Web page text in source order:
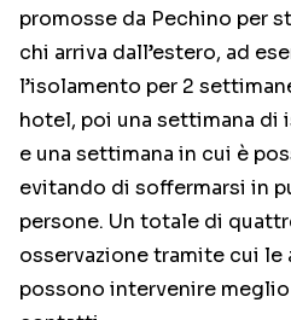
promosse da Pechino per
chi arriva dall’estero, ad
l’isolamento per 2
hotel, poi una settimana
e una settimana in cui è
evitando di soffermarsi in
persone. Un totale di
osservazione tramite cui
possono intervenire